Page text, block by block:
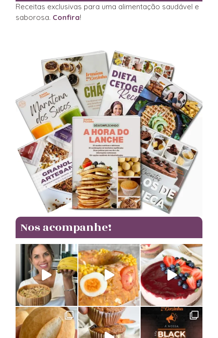
Receitas exclusivas para uma alimentação saudável e
saborosa. Confira!
Nos acompanhe!